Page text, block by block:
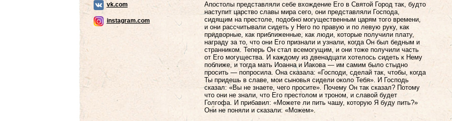
vk.com
instagram.com
Апостолы представляли себе вхождение Его в Святой Город так, будто
наступит царство славы мира сего, они представляли Господа,
сидящим на престоле, подобно могущественным царям того времени,
и они рассчитывали сидеть у Него по правую и по левую руку, как
придворные, как приближенные, как люди, которые получили плату,
награду за то, что они Его признали и узнали, когда Он был бедным и
странником. Теперь Он стал всемогущим, и они тоже получили часть
от Его могущества. И каждому из двенадцати хотелось сидеть к Нему
поближе, и тогда мать Иоанна и Иакова — им самим было стыдно
просить — попросила. Она сказала: «Господи, сделай так, чтобы, когда
Ты придешь в славе, мои сыновья сидели около Тебя». И Господь
сказал: «Вы не знаете, чего просите». Почему Он так сказал? Потому
что они не знали, что Его престолом и троном, и славой будет
Голгофа. И прибавил: «Можете ли пить чашу, которую Я буду пить?»
Они не поняли и сказали: «Можем».